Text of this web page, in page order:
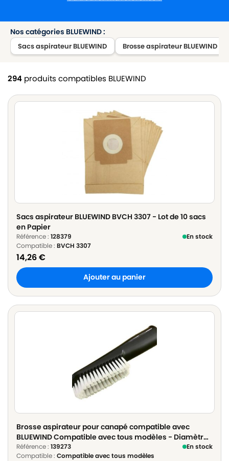
Nos catégories BLUEWIND :
Sacs aspirateur BLUEWIND Brosse aspirateur BLUEWIND
294 produits compatibles BLUEWIND
Sacs aspirateur BLUEWIND BVCH 3307 - Lot de 10 sacs
en Papier
Référence : 128379
En stock
Compatible : BVCH 3307
14,26€
Ajouter au panier
Brosse aspirateur pour canapé compatible avec
BLUEWIND Compatible avec tous modèles - Diamètre
32mm ou 35mm
Référence : 139273
En stock
Compatible : Compatible avec tous modèles